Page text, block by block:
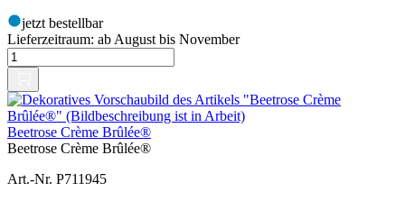
jetzt bestellbar
Lieferzeitraum: ab August bis November
Beetrose Crème Brûlée®
Beetrose Crème Brûlée®
Art.-Nr. P711945